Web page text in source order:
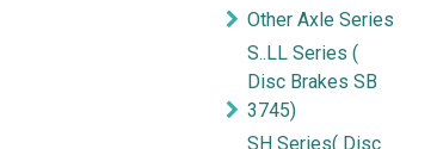
Other Axle Series
S..LL Series (
Disc Brakes SB
3745)
SH Series( Disc